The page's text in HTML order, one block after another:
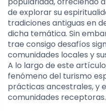
de explorar su
tradiciones antiguas en
dicha temática. Sin
trae consigo desafíos
comunidades locales y
A lo largo de este
fenómeno del turismo
prácticas ancestrales, y
comunidades receptoras.